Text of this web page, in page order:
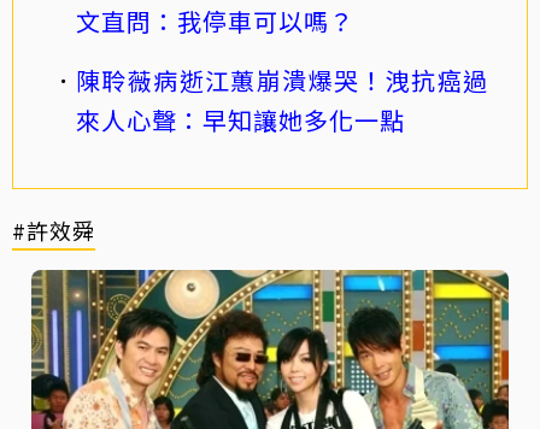
文直問：我停車可以嗎？
陳聆薇病逝江蕙崩潰爆哭！洩抗癌過
來人心聲：早知讓她多化一點
#許效舜